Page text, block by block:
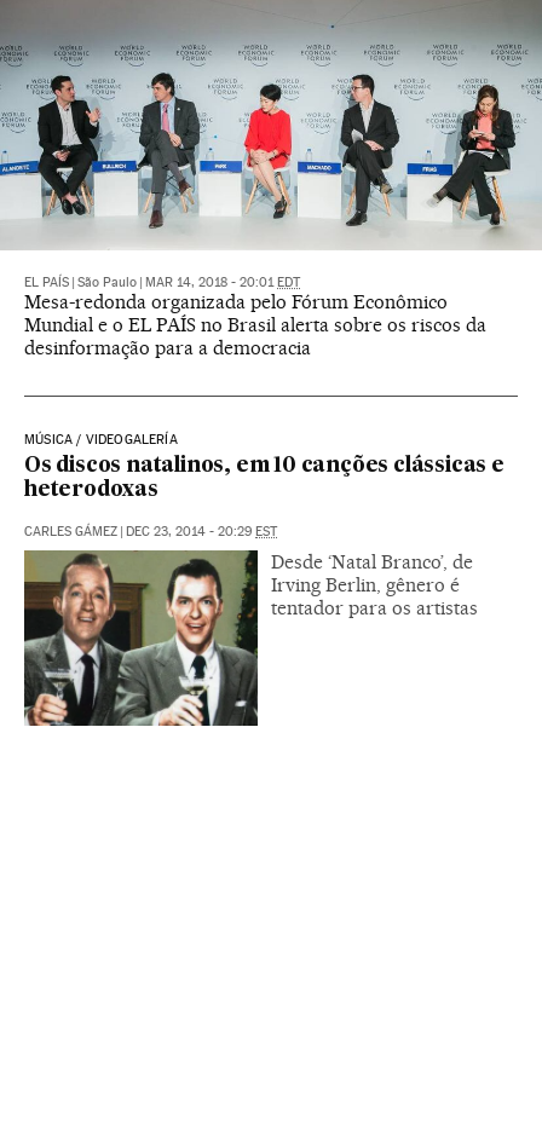
EL PAÍS São Paulo MAR 14, 2018 - 20:01 EDT
Mesa-redonda organizada pelo Fórum Econômico
Mundial e o EL PAÍS no Brasil alerta sobre os riscos da
desinformação para a democracia
MÚSICA / VIDEOGALERÍA
Os discos natalinos, em 10 canções clássicas e
heterodoxas
CARLES GÁMEZ DEC 23, 2014 - 20:29 EST
Desde ‘Natal Branco’, de
Irving Berlin, gênero é
tentador para os artistas